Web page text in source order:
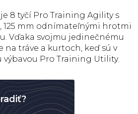
8 tyčí Pro Training Agility s
mm odnímateľnými hrotmi
Vďaka svojmu jedinečnému
na tráve a kurtoch, keď sú v
Pro Training Utility.